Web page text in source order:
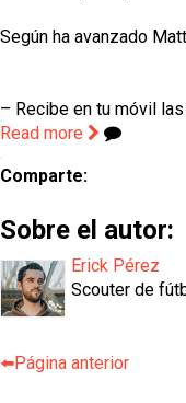
Según ha avanzado
– Recibe en tu móvil
Read more
Comparte:
Sobre el autor:
Erick Pérez
Scouter de
⬅️Página anterior